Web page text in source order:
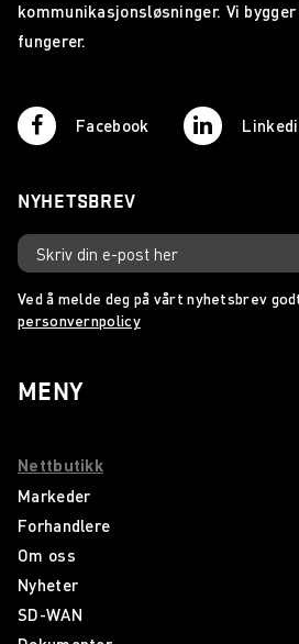
kommunikasjonsløsninger. Vi
fungerer.
Facebook
NYHETSBREV
Ved å melde deg på vårt nyhetsbrev
personvernpolicy
MENY
Nettbutikk
Markeder
Forhandlere
Om oss
Nyheter
SD-WAN